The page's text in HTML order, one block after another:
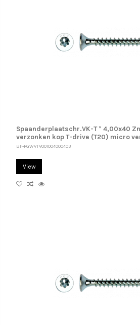
Spaanderplaatschr.VK-T * 4,00x40
verzonken kop T-drive (T20) micro
BF-PGWVTV001004000403
View